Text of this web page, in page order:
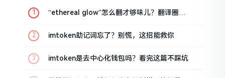
“ethereal glow”怎么翻才够味儿？翻译圈老
imtoken助记词忘了？别慌，这招能救你
imtoken是去中心化钱包吗？看完这篇不踩坑